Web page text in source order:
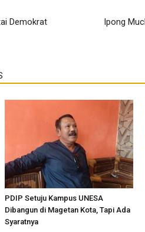
Demokrat
Ipong
PDIP Setuju Kampus UNESA
Dibangun di Magetan Kota, Tapi Ada
Syaratnya